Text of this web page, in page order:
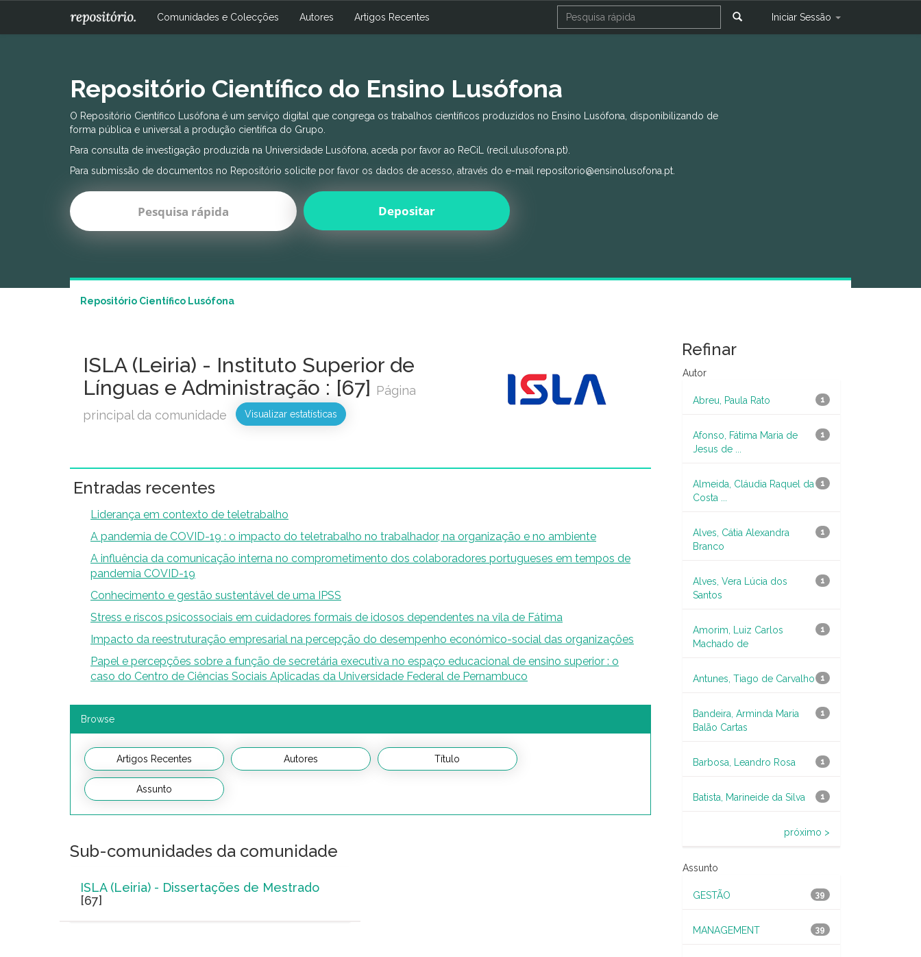
Comunidades e Colecções Autores Artigos Recentes Iniciar Sessão
Repositório Científico do Ensino Lusófona
O Repositório Científico Lusófona é um serviço digital que congrega os trabalhos científicos produzidos no Ensino Lusófona, disponibilizando de
forma pública e universal a produção científica do Grupo.
Para consulta de investigação produzida na Universidade Lusófona, aceda por favor ao ReCiL (recil.ulusofona.pt).
Para submissão de documentos no Repositório solicite por favor os dados de acesso, através do e-mail repositorio@ensinolusofona.pt.
Repositório Científico Lusófona
ISLA (Leiria) - Instituto Superior de
Línguas e Administração : [67] Página
principal da comunidade
Visualizar estatísticas
Entradas recentes
Liderança em contexto de teletrabalho
A pandemia de COVID-19 : o impacto do teletrabalho no trabalhador, na organização e no ambiente
A influência da comunicação interna no comprometimento dos colaboradores portugueses em tempos de
pandemia COVID-19
Conhecimento e gestão sustentável de uma IPSS
Stress e riscos psicossociais em cuidadores formais de idosos dependentes na vila de Fátima
Impacto da reestruturação empresarial na percepção do desempenho económico-social das organizações
Papel e percepções sobre a função de secretária executiva no espaço educacional de ensino superior : o
caso do Centro de Ciências Sociais Aplicadas da Universidade Federal de Pernambuco
Browse
Sub-comunidades da comunidade
ISLA (Leiria) - Dissertações de Mestrado
[67]
Refinar
Autor
1
Abreu, Paula Rato
1
Afonso, Fátima Maria de
Jesus de ...
1
Almeida, Cláudia Raquel da
Costa ...
1
Alves, Cátia Alexandra
Branco
1
Alves, Vera Lúcia dos
Santos
1
Amorim, Luiz Carlos
Machado de
1
Antunes, Tiago de Carvalho
1
Bandeira, Arminda Maria
Balão Cartas
1
Barbosa, Leandro Rosa
1
Batista, Marineide da Silva
próximo >
Assunto
39
GESTÃO
39
MANAGEMENT